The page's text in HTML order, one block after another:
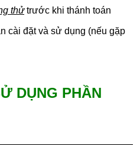
thửtrước khi thánh toán
cài đặt và sử dụng (nếu gặp
DỤNG PHẦN